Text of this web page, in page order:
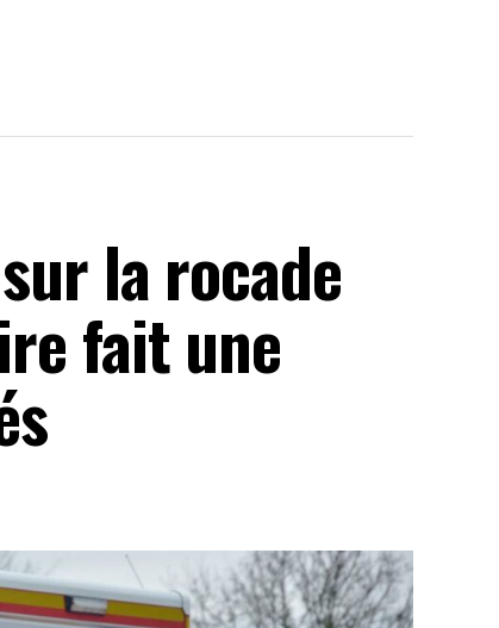
la rocade
fait une